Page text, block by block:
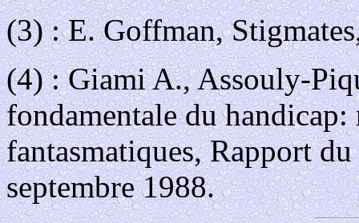
(3) : E. Goffman,
(4) : Giami A., Assouly-
fondamentale du
fantasmatiques, Rapport
septembre 1988.